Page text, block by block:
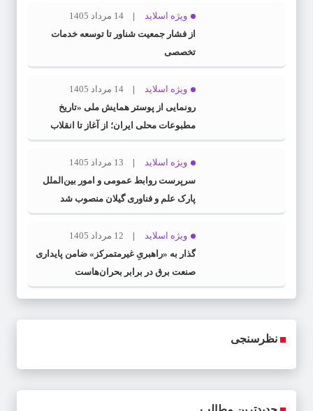
ویژه اسلاید
14 مرداد 1405
از فشار جمعیت شناور تا توسعه خدمات
تخصصی
ویژه اسلاید
14 مرداد 1405
رونمایی از پوستر همایش ملی «تاریخ
مطبوعات محلی ایران؛ از آغاز تا انقلاب
اسلامی» در گیلان
ویژه اسلاید
13 مرداد 1405
سرپرست روابط عمومی و امور بین‌الملل
پارک علم و فناوری گیلان منصوب شد
ویژه اسلاید
12 مرداد 1405
گذار به «راهبریِ غیرمتمرکز» ضامن پایداری
صنعت برق در برابر بحران‌هاست
نظرسنجی